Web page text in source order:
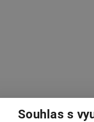
Souhlas s